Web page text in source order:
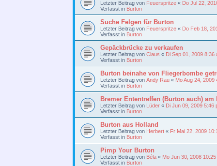
Letzter Beitrag von Feuerspritze « Do Jul 22,
Verfasst in Burton
Suche Felgen für Burton
Letzter Beitrag von Feuerspritze « Do Feb 18,
Verfasst in Burton
Gepäckbrücke zu verkaufen
Letzter Beitrag von Claus « Di Sep 01, 2009 8:36
Verfasst in Burton
Burton beinahe von Fliegerbombe
Letzter Beitrag von Andy Rau « Mo Aug 24, 2009
Verfasst in Burton
Bremer Ententreffen (Burton auch)
Letzter Beitrag von Lüder « Di Jun 09, 2009 5:46
Verfasst in Burton
Burton aus Holland
Letzter Beitrag von Herbert « Fr Mai 22, 2009
Verfasst in Burton
Pimp Your Burton
Letzter Beitrag von Béla « Mo Jun 30, 2008 10:25
Verfasst in Burton